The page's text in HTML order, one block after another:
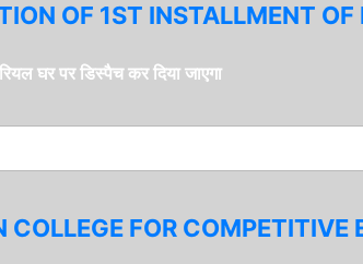
OF 1ST INSTALLMENT OF
घर पर डिस्पैच कर दिया जाएगा
COLLEGE FOR